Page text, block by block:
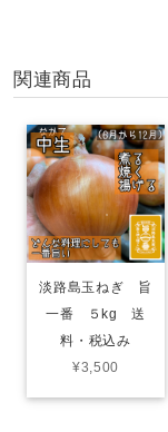
関連商品
淡路島玉ねぎ 旨
一番 ５kg 送
料・税込み
¥3,500